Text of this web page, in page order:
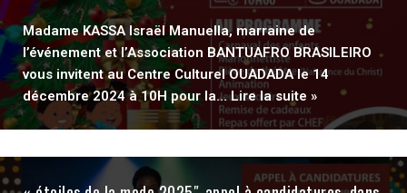
Madame KASSA Israël Manuella, marraine de
l’événement et l’Association BANTUAFRO BRASILEIRO
vous invitent au Centre Culturel OUADADA le 14
décembre 2024 à 10H pour la…Lire la suite »